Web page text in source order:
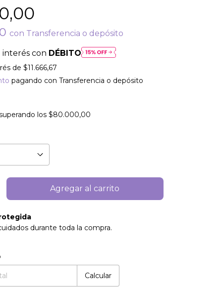
con Transferencia o depósito
interés con DÉBITO
de $11.666,67
pagando con Transferencia o depósito
los$80.000,00
durante toda la compra.
Calcular